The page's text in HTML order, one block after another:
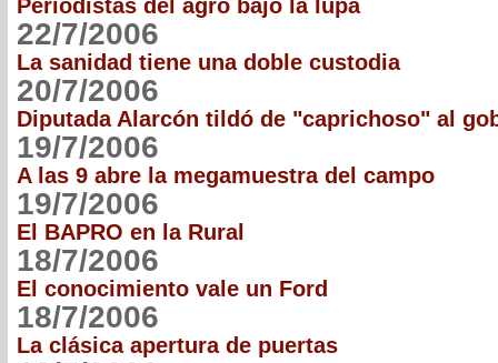
Periodistas del agro bajo la lupa
22/7/2006
La sanidad tiene una doble custodia
20/7/2006
Diputada Alarcón tildó de "caprichoso" al
19/7/2006
A las 9 abre la megamuestra del campo
19/7/2006
El BAPRO en la Rural
18/7/2006
El conocimiento vale un Ford
18/7/2006
La clásica apertura de puertas